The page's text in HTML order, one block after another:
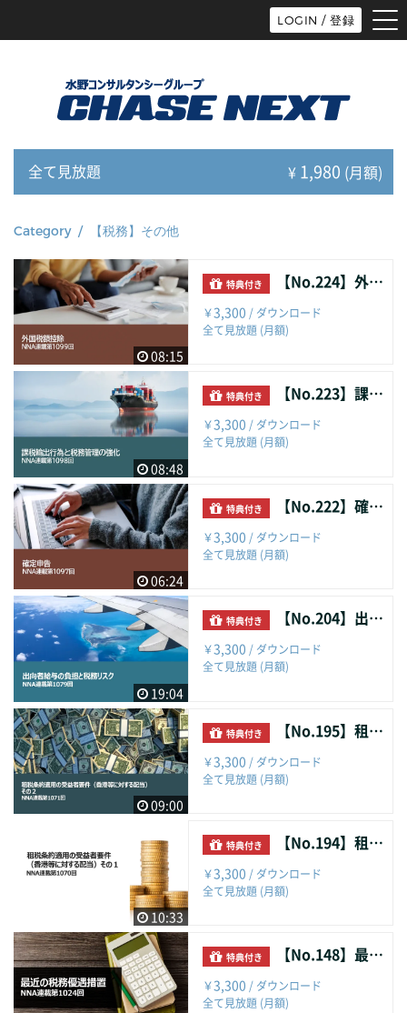
LOGIN / 登録
全て見放題 ¥ 1,980 (月額)
Category / 【税務】その他
08:15
特典付き 【No.224】外国税額控除
￥3,300 / ダウンロード
全て見放題 (月額)
08:48
特典付き 【No.223】課税輸出行為と税務管理の強化
￥3,300 / ダウンロード
全て見放題 (月額)
06:24
特典付き 【No.222】確定申告
￥3,300 / ダウンロード
全て見放題 (月額)
19:04
特典付き 【No.204】出向者給与の負担と税務リスク
￥3,300 / ダウンロード
全て見放題 (月額)
09:00
特典付き 【No.195】租税条約適用の受益者要件（香港等に対する配当）その２
￥3,300 / ダウンロード
全て見放題 (月額)
10:33
特典付き 【No.194】租税条約適用の受益者要件（香港等に対する配当）その１
￥3,300 / ダウンロード
全て見放題 (月額)
特典付き 【No.148】最近の税務優遇措置
￥3,300 / ダウンロード
全て見放題 (月額)